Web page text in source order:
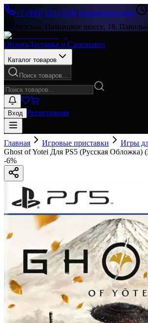
+7 (499) 322-33-86|Перезвоните мне
Москва, Пятницкое шоссе, 18,
ОплатаДоставка и Самовывоз
Каталог товаров
Поиск товаров...
Вход Регистрация
Главная Игровые приставки
Игры
Ghost of Yotei Для PS5 (Русская Обложка)
-6%